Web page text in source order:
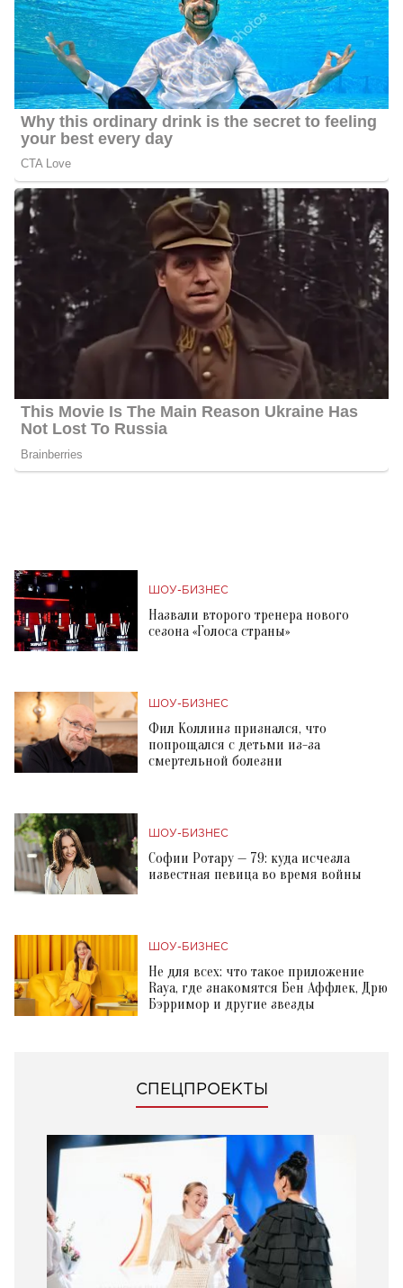
ШОУ-БИЗНЕС
Назвали второго тренера нового
сезона «Голоса страны»
ШОУ-БИЗНЕС
Фил Коллинз признался, что
попрощался с детьми из-за
смертельной болезни
ШОУ-БИЗНЕС
Софии Ротару — 79: куда исчезла
известная певица во время войны
ШОУ-БИЗНЕС
Не для всех: что такое приложение
Raya, где знакомятся Бен Аффлек, Дрю
Бэрримор и другие звезды
СПЕЦПРОЕКТЫ